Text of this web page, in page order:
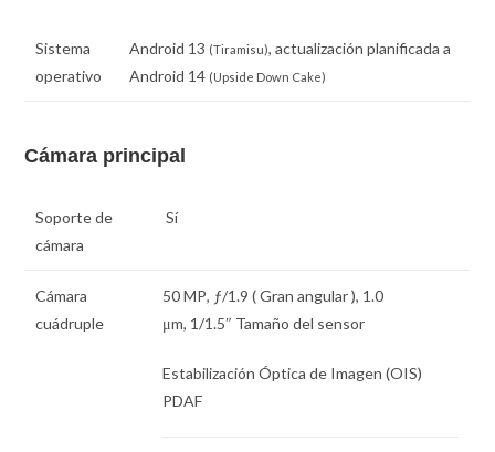
Sistema
operativo
Android 13 (Tiramisu), actualización planificada a
Android 14 (Upside Down Cake)
Cámara principal
Soporte de
cámara
Sí
Cámara
cuádruple
50 MP, ƒ/1.9 ( Gran angular ), 1.0
μm, 1/1.5″ Tamaño del sensor
Estabilización Óptica de Imagen (OIS)
PDAF